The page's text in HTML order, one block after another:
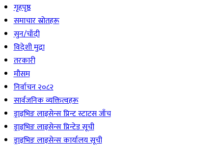
गृहपृष्ठ
समाचार स्रोतहरू
सुन/चाँदी
विदेशी मुद्रा
तरकारी
मौसम
निर्वाचन २०८२
सार्वजनिक व्यक्तित्वहरू
ड्राइभिङ लाइसेन्स प्रिन्ट स्टाटस जाँच
ड्राइभिङ लाइसेन्स प्रिन्टेड सूची
ड्राइभिङ लाइसेन्स कार्यालय सूची